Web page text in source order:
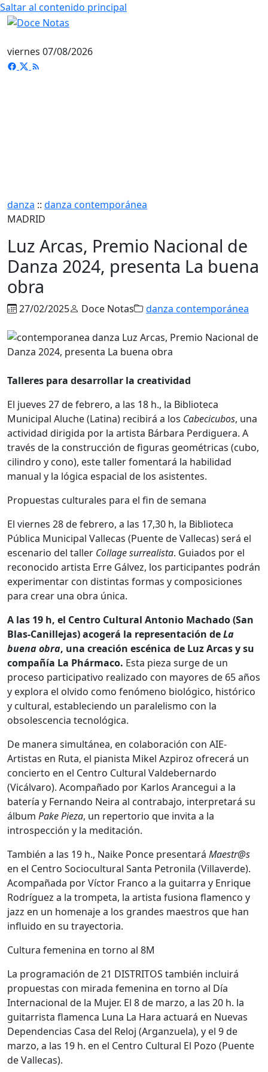
Saltar al contenido principal
viernes 07/08/2026
danza :: danza contemporánea
MADRID
Luz Arcas, Premio Nacional de
Danza 2024, presenta La buena
obra
27/02/2025 Doce Notas danza contemporánea
Talleres para desarrollar la creatividad
El jueves 27 de febrero, a las 18 h., la Biblioteca
Municipal Aluche (Latina) recibirá a los Cabecicubos, una
actividad dirigida por la artista Bárbara Perdiguera. A
través de la construcción de figuras geométricas (cubo,
cilindro y cono), este taller fomentará la habilidad
manual y la lógica espacial de los asistentes.
Propuestas culturales para el fin de semana
El viernes 28 de febrero, a las 17,30 h, la Biblioteca
Pública Municipal Vallecas (Puente de Vallecas) será el
escenario del taller Collage surrealista. Guiados por el
reconocido artista Erre Gálvez, los participantes podrán
experimentar con distintas formas y composiciones
para crear una obra única.
A las 19 h, el Centro Cultural Antonio Machado (San
Blas-Canillejas) acogerá la representación deLa
buena obra, una creación escénica de Luz Arcas y su
compañía La Phármaco. Esta pieza surge de un
proceso participativo realizado con mayores de 65 años
y explora el olvido como fenómeno biológico, histórico
y cultural, estableciendo un paralelismo con la
obsolescencia tecnológica.
De manera simultánea, en colaboración con AIE-
Artistas en Ruta, el pianista Mikel Azpiroz ofrecerá un
concierto en el Centro Cultural Valdebernardo
(Vicálvaro). Acompañado por Karlos Arancegui a la
batería y Fernando Neira al contrabajo, interpretará su
álbum Pake Pieza, un repertorio que invita a la
introspección y la meditación.
También a las 19 h., Naike Ponce presentará Maestr@s
en el Centro Sociocultural Santa Petronila (Villaverde).
Acompañada por Víctor Franco a la guitarra y Enrique
Rodríguez a la trompeta, la artista fusiona flamenco y
jazz en un homenaje a los grandes maestros que han
influido en su trayectoria.
Cultura femenina en torno al 8M
La programación de 21 DISTRITOS también incluirá
propuestas con mirada femenina en torno al Día
Internacional de la Mujer. El 8 de marzo, a las 20 h. la
guitarrista flamenca Luna La Hara actuará en Nuevas
Dependencias Casa del Reloj (Arganzuela), y el 9 de
marzo, a las 19 h. en el Centro Cultural El Pozo (Puente
de Vallecas).